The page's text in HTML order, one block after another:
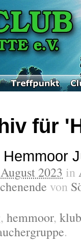
für
2023 in
von
, hemmoor,
.